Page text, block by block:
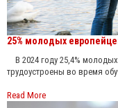
25% молодых
В 2024 году 25,4%
трудоустроены во время
Read More